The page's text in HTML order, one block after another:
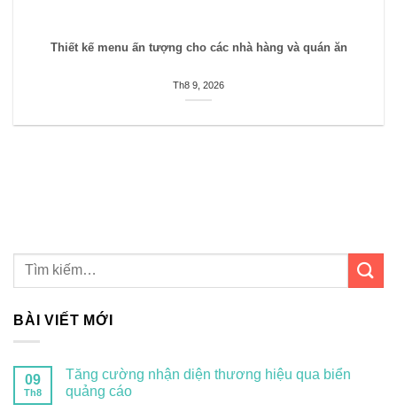
Thiết kế menu ấn tượng cho các nhà hàng và quán ăn
Th8 9, 2026
BÀI VIẾT MỚI
09
Th8
Tăng cường nhận diện thương hiệu qua biển
quảng cáo